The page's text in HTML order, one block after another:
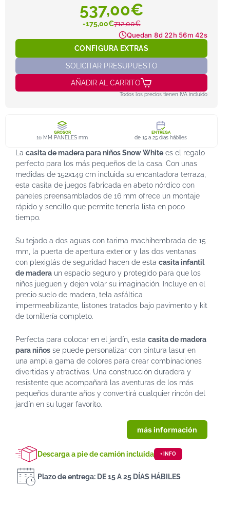
537,00€
-175,00€712,00€
Quedan 8d 22h 56m 42s
CONFIGURA EXTRAS
SOLICITAR PRESUPUESTO
AÑADIR AL CARRITO
Todos los precios tienen IVA incluido
GROSOR
16 MM PANELES mm
ENTREGA
de 15 a 25 días hábiles
La casita de madera para niños Snow White es el regalo
perfecto para los más pequeños de la casa. Con unas
medidas de 152x149 cm incluida su encantadora terraza,
esta casita de juegos fabricada en abeto nórdico con
paneles preensamblados de 16 mm ofrece un montaje
rápido y sencillo que permite tenerla lista en poco
tiempo.
Su tejado a dos aguas con tarima machihembrada de 15
mm, la puerta de apertura exterior y las dos ventanas
con plexiglás de seguridad hacen de esta casita infantil
de madera un espacio seguro y protegido para que los
niños jueguen y dejen volar su imaginación. Incluye en el
precio suelo de madera, tela asfáltica
impermeabilizante, listones tratados bajo pavimento y kit
de tornillería completo.
Perfecta para colocar en el jardín, esta casita de madera
para niños se puede personalizar con pintura lasur en
una amplia gama de colores para crear combinaciones
divertidas y atractivas. Una construcción duradera y
resistente que acompañará las aventuras de los más
pequeños durante años y convertirá cualquier rincón del
jardín en su lugar favorito.
más información
Descarga a pie de camión incluida + INFO
Plazo de entrega: DE 15 A 25 DÍAS HÁBILES